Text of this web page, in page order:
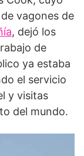
vagones de
, dejó los
de
ya estaba
el servicio
y visitas
del mundo.